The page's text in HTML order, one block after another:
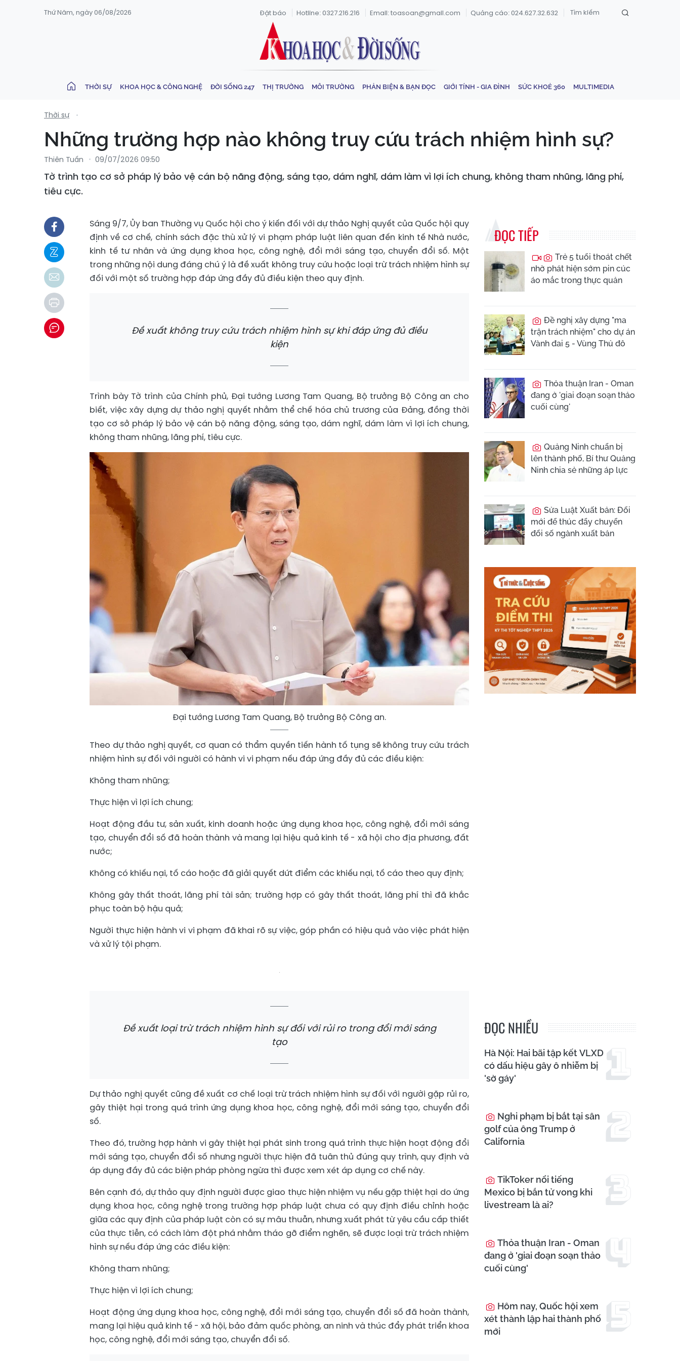
Thứ Năm, ngày 06/08/2026 Đặt báo Hotline: 0327.216.216 Email: toasoan@gmail.com Quảng cáo: 024.627.32.632
THỜI SỰ KHOA HỌC & CÔNG NGHỆ ĐỜI SỐNG 247 THỊ TRƯỜNG MÔI TRƯỜNG PHẢN BIỆN & BẠN ĐỌC GIỚI TÍNH - GIA ĐÌNH SỨC KHOẺ 360 MULTIMEDIA
Thời sự
Những trường hợp nào không truy cứu trách nhiệm hình sự?
Thiên Tuấn 09/07/2026 09:50
Tờ trình tạo cơ sở pháp lý bảo vệ cán bộ năng động, sáng tạo, dám nghĩ, dám làm vì lợi ích chung, không tham nhũng, lãng phí,
tiêu cực.
Sáng 9/7, Ủy ban Thường vụ Quốc hội cho ý kiến đối với dự thảo Nghị quyết của Quốc hội quy
định về cơ chế, chính sách đặc thù xử lý vi phạm pháp luật liên quan đến kinh tế Nhà nước,
kinh tế tư nhân và ứng dụng khoa học, công nghệ, đổi mới sáng tạo, chuyển đổi số. Một
trong những nội dung đáng chú ý là đề xuất không truy cứu hoặc loại trừ trách nhiệm hình sự
đối với một số trường hợp đáp ứng đầy đủ điều kiện theo quy định.
Đề xuất không truy cứu trách nhiệm hình sự khi đáp ứng đủ điều
kiện
Trình bày Tờ trình của Chính phủ, Đại tướng Lương Tam Quang, Bộ trưởng Bộ Công an cho
biết, việc xây dựng dự thảo nghị quyết nhằm thể chế hóa chủ trương của Đảng, đồng thời
tạo cơ sở pháp lý bảo vệ cán bộ năng động, sáng tạo, dám nghĩ, dám làm vì lợi ích chung,
không tham nhũng, lãng phí, tiêu cực.
Đại tướng Lương Tam Quang, Bộ trưởng Bộ Công an.
Theo dự thảo nghị quyết, cơ quan có thẩm quyền tiến hành tố tụng sẽ không truy cứu trách
nhiệm hình sự đối với người có hành vi vi phạm nếu đáp ứng đầy đủ các điều kiện:
Không tham nhũng;
Thực hiện vì lợi ích chung;
Hoạt động đầu tư, sản xuất, kinh doanh hoặc ứng dụng khoa học, công nghệ, đổi mới sáng
tạo, chuyển đổi số đã hoàn thành và mang lại hiệu quả kinh tế - xã hội cho địa phương, đất
nước;
Không có khiếu nại, tố cáo hoặc đã giải quyết dứt điểm các khiếu nại, tố cáo theo quy định;
Không gây thất thoát, lãng phí tài sản; trường hợp có gây thất thoát, lãng phí thì đã khắc
phục toàn bộ hậu quả;
Người thực hiện hành vi vi phạm đã khai rõ sự việc, góp phần có hiệu quả vào việc phát hiện
và xử lý tội phạm.
Đề xuất loại trừ trách nhiệm hình sự đối với rủi ro trong đổi mới sáng
tạo
Dự thảo nghị quyết cũng đề xuất cơ chế loại trừ trách nhiệm hình sự đối với người gặp rủi ro,
gây thiệt hại trong quá trình ứng dụng khoa học, công nghệ, đổi mới sáng tạo, chuyển đổi
số.
Theo đó, trường hợp hành vi gây thiệt hại phát sinh trong quá trình thực hiện hoạt động đổi
mới sáng tạo, chuyển đổi số nhưng người thực hiện đã tuân thủ đúng quy trình, quy định và
áp dụng đầy đủ các biện pháp phòng ngừa thì được xem xét áp dụng cơ chế này.
Bên cạnh đó, dự thảo quy định người được giao thực hiện nhiệm vụ nếu gặp thiệt hại do ứng
dụng khoa học, công nghệ trong trường hợp pháp luật chưa có quy định điều chỉnh hoặc
giữa các quy định của pháp luật còn có sự mâu thuẫn, nhưng xuất phát từ yêu cầu cấp thiết
của thực tiễn, có cách làm đột phá nhằm tháo gỡ điểm nghẽn, sẽ được loại trừ trách nhiệm
hình sự nếu đáp ứng các điều kiện:
Không tham nhũng;
Thực hiện vì lợi ích chung;
Hoạt động ứng dụng khoa học, công nghệ, đổi mới sáng tạo, chuyển đổi số đã hoàn thành,
mang lại hiệu quả kinh tế - xã hội, bảo đảm quốc phòng, an ninh và thúc đẩy phát triển khoa
học, công nghệ, đổi mới sáng tạo, chuyển đổi số.
ĐỌC TIẾP
Trẻ 5 tuổi thoát chết
nhờ phát hiện sớm pin cúc
áo mắc trong thực quản
Đề nghị xây dựng "ma
trận trách nhiệm" cho dự án
Vành đai 5 - Vùng Thủ đô
Thỏa thuận Iran - Oman
đang ở 'giai đoạn soạn thảo
cuối cùng'
Quảng Ninh chuẩn bị
lên thành phố, Bí thư Quảng
Ninh chia sẻ những áp lực
Sửa Luật Xuất bản: Đổi
mới để thúc đẩy chuyển
đổi số ngành xuất bản
ĐỌC NHIỀU
Hà Nội: Hai bãi tập kết VLXD
có dấu hiệu gây ô nhiễm bị
'sờ gáy'
Nghi phạm bị bắt tại sân
golf của ông Trump ở
California
TikToker nổi tiếng
Mexico bị bắn tử vong khi
livestream là ai?
Thỏa thuận Iran - Oman
đang ở 'giai đoạn soạn thảo
cuối cùng'
Hôm nay, Quốc hội xem
xét thành lập hai thành phố
mới